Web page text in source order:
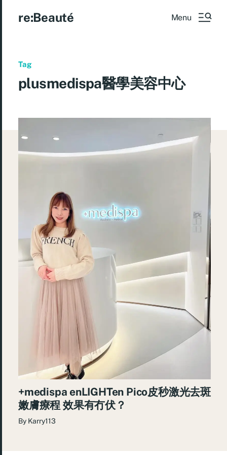
re:Beauté Menu
Tag
plusmedispa醫學美容中心
+medispa enLIGHTen Pico皮秒激光去斑
嫩膚療程 效果有冇伏？
By Karry113